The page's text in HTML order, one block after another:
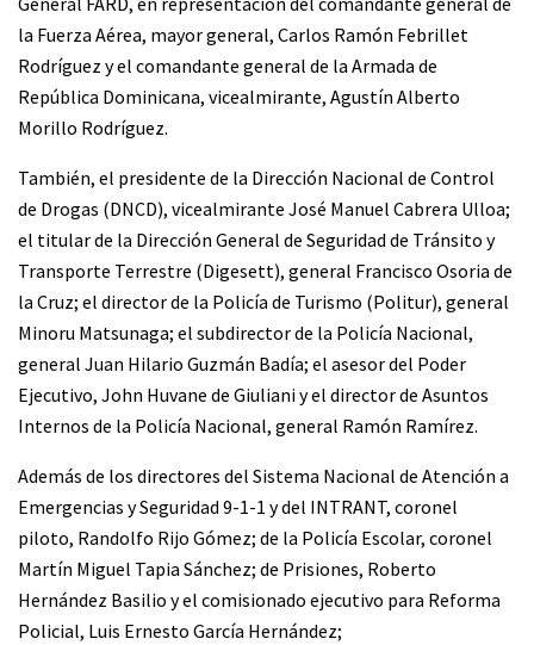
la Fuerza Aérea, mayor general, Carlos Ramón Febrillet
Rodríguez y el comandante general de la Armada de
República Dominicana, vicealmirante, Agustín Alberto
Morillo Rodríguez.
También, el presidente de la Dirección Nacional de Control
de Drogas (DNCD), vicealmirante José Manuel Cabrera Ulloa;
el titular de la Dirección General de Seguridad de Tránsito y
Transporte Terrestre (Digesett), general Francisco Osoria de
la Cruz; el director de la Policía de Turismo (Politur), general
Minoru Matsunaga; el subdirector de la Policía Nacional,
general Juan Hilario Guzmán Badía; el asesor del Poder
Ejecutivo, John Huvane de Giuliani y el director de Asuntos
Internos de la Policía Nacional, general Ramón Ramírez.
Además de los directores del Sistema Nacional de Atención a
Emergencias y Seguridad 9-1-1 y del INTRANT, coronel
piloto, Randolfo Rijo Gómez; de la Policía Escolar, coronel
Martín Miguel Tapia Sánchez; de Prisiones, Roberto
Hernández Basilio y el comisionado ejecutivo para Reforma
Policial, Luis Ernesto García Hernández;